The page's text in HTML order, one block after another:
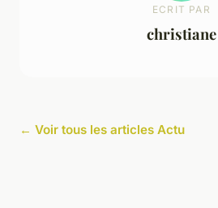
ECRIT PAR
christiane
← Voir tous les articles Actu